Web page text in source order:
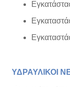
ΥΔΡΑΥΛΙΚΟΙ